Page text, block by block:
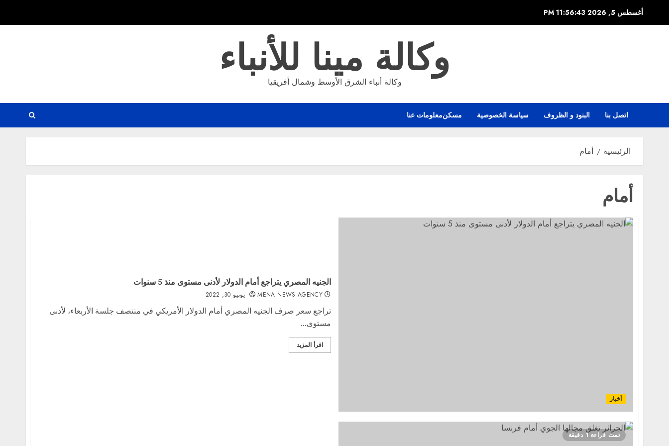
أغسطس 5, 2026 11:56:44 PM
وكالة مينا للأنباء
وكالة أنباء الشرق الأوسط وشمال أفريقيا
اتصل بنا البنود و الظروف سياسة الخصوصية مسكنمعلومات عنا
الرئيسية أمام
أمام
أخبار
الجنيه المصري يتراجع أمام الدولار لأدنى مستوى منذ 5 سنوات
MENA NEWS AGENCY يونيو 30, 2022
تراجع سعر صرف الجنيه المصري أمام الدولار الأمريكي في منتصف جلسة الأربعاء، لأدنى
مستوى...
اقرأ المزيد
تمت قراءة 1 دقيقة